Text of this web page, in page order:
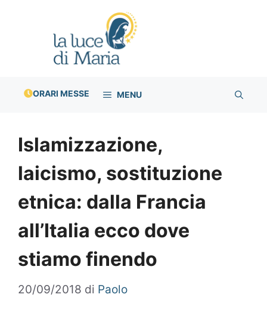
ORARI MESSE MENU
Islamizzazione,
laicismo, sostituzione
etnica: dalla Francia
all’Italia ecco dove
stiamo finendo
20/09/2018 di Paolo